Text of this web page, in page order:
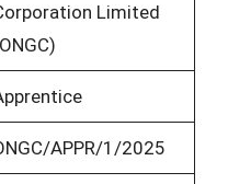
Limited
APPR/1/2025